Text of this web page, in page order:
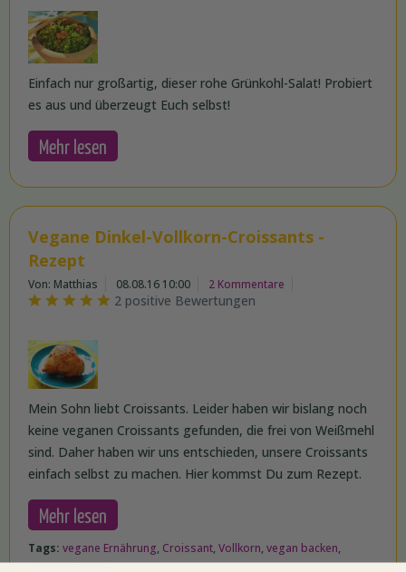
Einfach nur großartig, dieser rohe Grünkohl-Salat! Probiert
es aus und überzeugt Euch selbst!
Mehr lesen
Vegane Dinkel-Vollkorn-Croissants -
Rezept
Von: Matthias 08.08.16 10:00 2 Kommentare
2 positive Bewertungen
Mein Sohn liebt Croissants. Leider haben wir bislang noch
keine veganen Croissants gefunden, die frei von Weißmehl
sind. Daher haben wir uns entschieden, unsere Croissants
einfach selbst zu machen. Hier kommst Du zum Rezept.
Mehr lesen
Tags: vegane Ernährung, Croissant, Vollkorn, vegan backen,